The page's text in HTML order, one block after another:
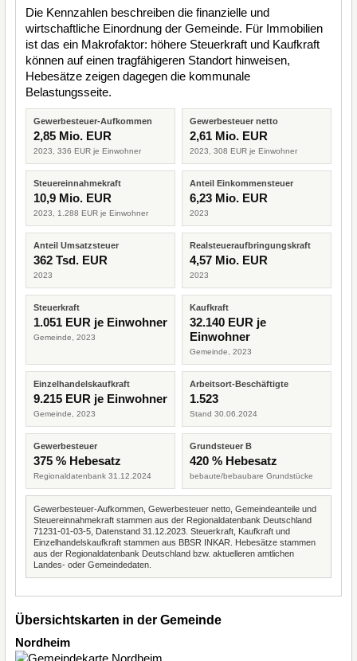
Die Kennzahlen beschreiben die finanzielle und
wirtschaftliche Einordnung der Gemeinde. Für Immobilien
ist das ein Makrofaktor: höhere Steuerkraft und Kaufkraft
können auf einen tragfähigeren Standort hinweisen,
Hebesätze zeigen dagegen die kommunale
Belastungsseite.
Gewerbesteuer-Aufkommen
2,85 Mio. EUR
2023, 336 EUR je Einwohner
Gewerbesteuer netto
2,61 Mio. EUR
2023, 308 EUR je Einwohner
Steuereinnahmekraft
10,9 Mio. EUR
2023, 1.288 EUR je Einwohner
Anteil Einkommensteuer
6,23 Mio. EUR
2023
Anteil Umsatzsteuer
362 Tsd. EUR
2023
Realsteueraufbringungskraft
4,57 Mio. EUR
2023
Steuerkraft
1.051 EUR je Einwohner
Gemeinde, 2023
Kaufkraft
32.140 EUR je
Einwohner
Gemeinde, 2023
Einzelhandelskaufkraft
9.215 EUR je Einwohner
Gemeinde, 2023
Arbeitsort-Beschäftigte
1.523
Stand 30.06.2024
Gewerbesteuer
375 % Hebesatz
Regionaldatenbank 31.12.2024
Grundsteuer B
420 % Hebesatz
bebaute/bebaubare Grundstücke
Gewerbesteuer-Aufkommen, Gewerbesteuer netto, Gemeindeanteile und
Steuereinnahmekraft stammen aus der Regionaldatenbank Deutschland
71231-01-03-5, Datenstand 31.12.2023. Steuerkraft, Kaufkraft und
Einzelhandelskaufkraft stammen aus BBSR INKAR. Hebesätze stammen
aus der Regionaldatenbank Deutschland bzw. aktuelleren amtlichen
Landes- oder Gemeindedaten.
Übersichtskarten in der Gemeinde
Nordheim